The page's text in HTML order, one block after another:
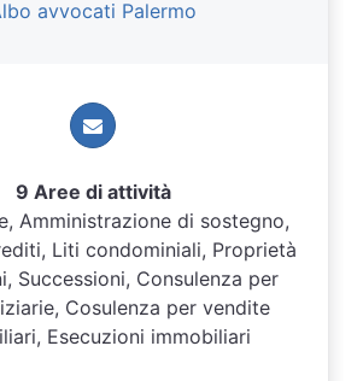
avvocati Palermo
9 Aree di attività
Amministrazione di sostegno,
Liti condominiali, Proprietà
Successioni, Consulenza per
Cosulenza per vendite
Esecuzioni immobiliari